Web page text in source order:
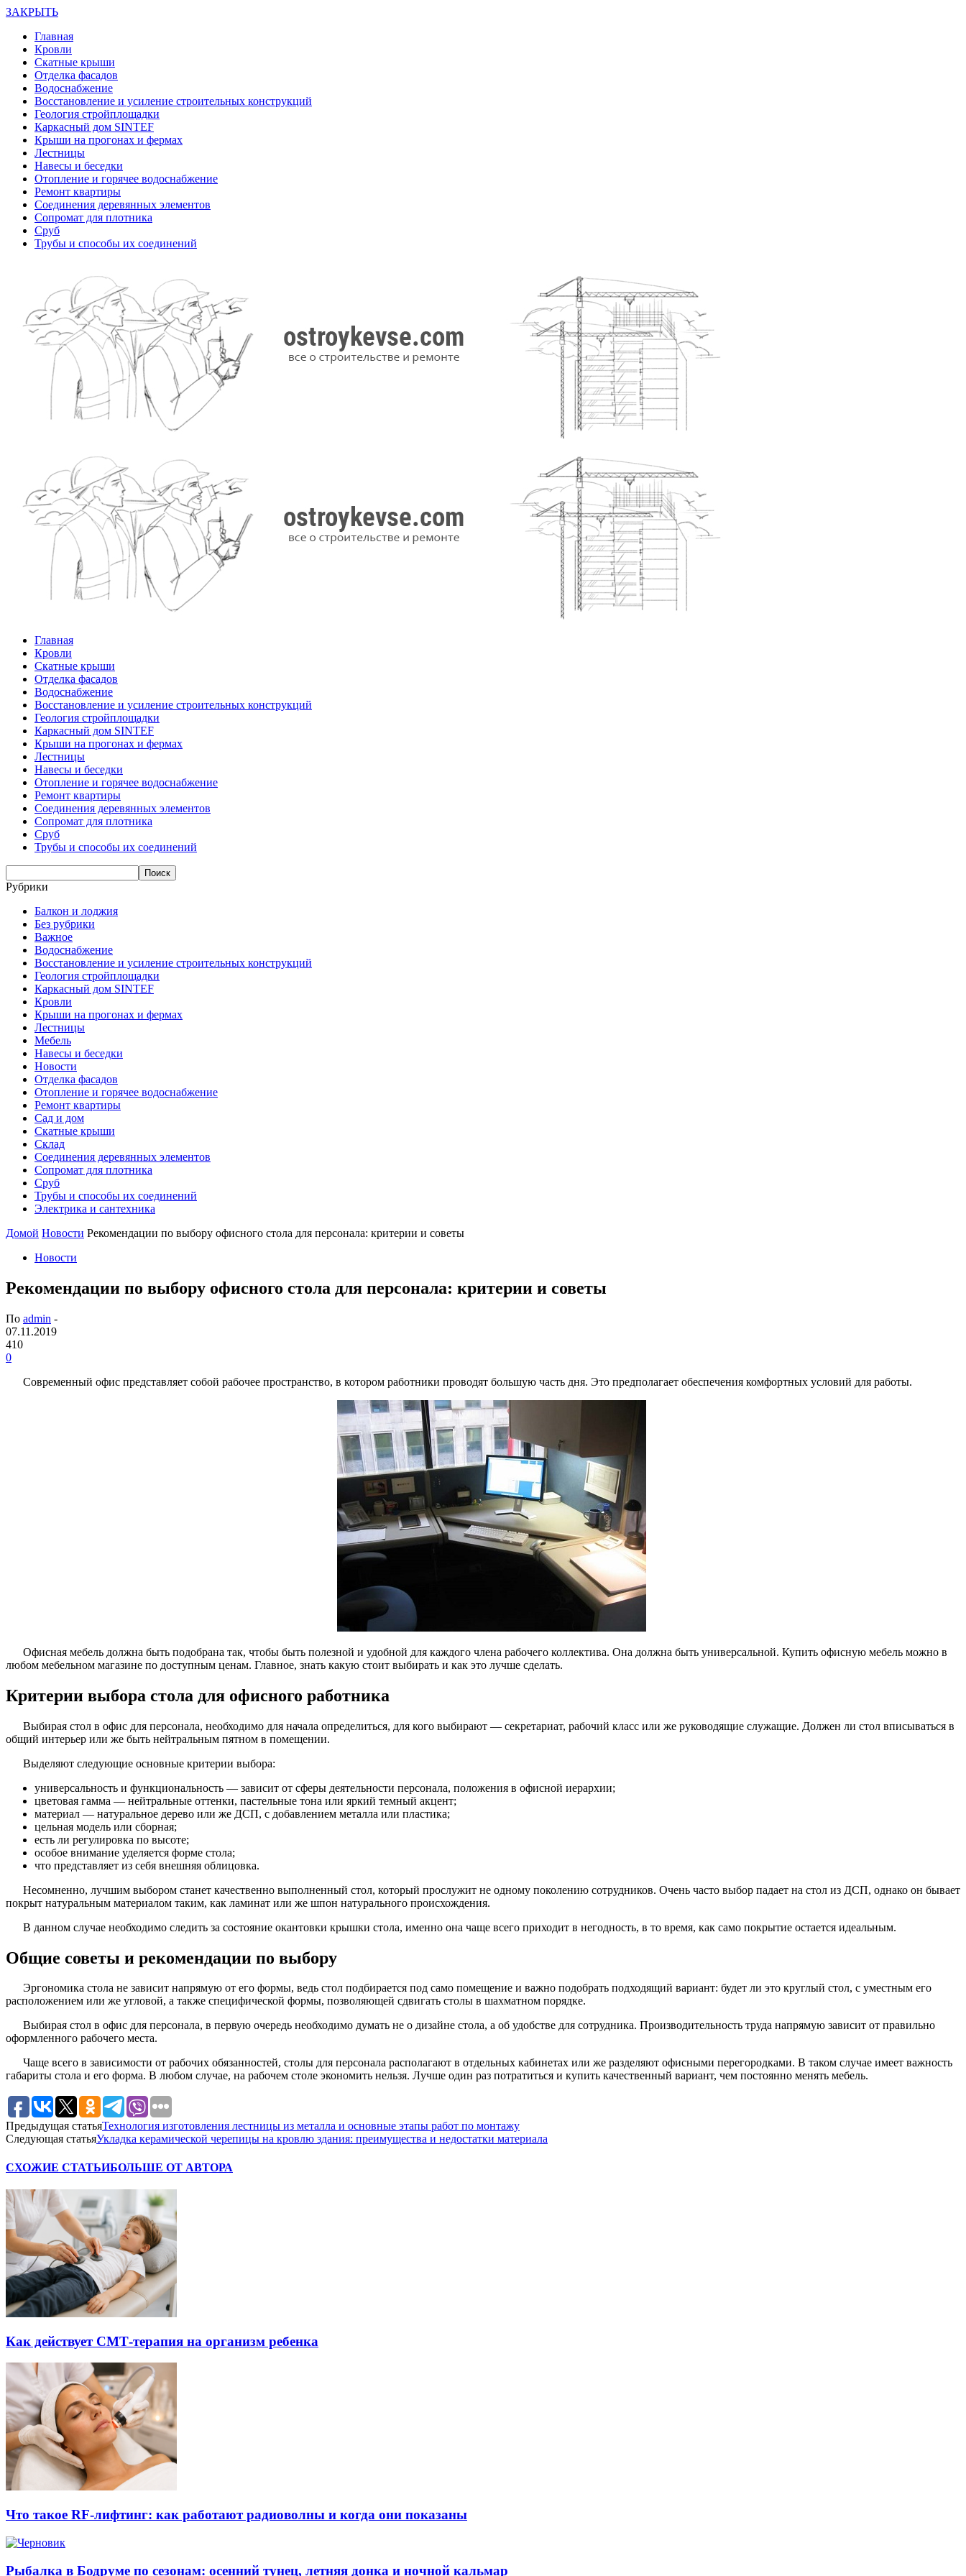
ЗАКРЫТЬ
Главная
Кровли
Скатные крыши
Отделка фасадов
Водоснабжение
Восстановление и усиление строительных конструкций
Геология стройплощадки
Каркасный дом SINTEF
Крыши на прогонах и фермах
Лестницы
Навесы и беседки
Отопление и горячее водоснабжение
Ремонт квартиры
Соединения деревянных элементов
Сопромат для плотника
Сруб
Трубы и способы их соединений
Главная
Кровли
Скатные крыши
Отделка фасадов
Водоснабжение
Восстановление и усиление строительных конструкций
Геология стройплощадки
Каркасный дом SINTEF
Крыши на прогонах и фермах
Лестницы
Навесы и беседки
Отопление и горячее водоснабжение
Ремонт квартиры
Соединения деревянных элементов
Сопромат для плотника
Сруб
Трубы и способы их соединений
Рубрики
Балкон и лоджия
Без рубрики
Важное
Водоснабжение
Восстановление и усиление строительных конструкций
Геология стройплощадки
Каркасный дом SINTEF
Кровли
Крыши на прогонах и фермах
Лестницы
Мебель
Навесы и беседки
Новости
Отделка фасадов
Отопление и горячее водоснабжение
Ремонт квартиры
Сад и дом
Скатные крыши
Склад
Соединения деревянных элементов
Сопромат для плотника
Сруб
Трубы и способы их соединений
Электрика и сантехника
Домой Новости Рекомендации по выбору офисного стола для персонала: критерии и советы
Новости
Рекомендации по выбору офисного стола для персонала: критерии и советы
По admin -
07.11.2019
410
0
Современный офис представляет собой рабочее пространство, в котором работники проводят большую часть дня. Это предполагает обеспечения комфортных условий для работы.
Офисная мебель должна быть подобрана так, чтобы быть полезной и удобной для каждого члена рабочего коллектива. Она должна быть универсальной. Купить офисную мебель можно в
любом мебельном магазине по доступным ценам. Главное, знать какую стоит выбирать и как это лучше сделать.
Критерии выбора стола для офисного работника
Выбирая стол в офис для персонала, необходимо для начала определиться, для кого выбирают — секретариат, рабочий класс или же руководящие служащие. Должен ли стол вписываться в
общий интерьер или же быть нейтральным пятном в помещении.
Выделяют следующие основные критерии выбора:
универсальность и функциональность — зависит от сферы деятельности персонала, положения в офисной иерархии;
цветовая гамма — нейтральные оттенки, пастельные тона или яркий темный акцент;
материал — натуральное дерево или же ДСП, с добавлением металла или пластика;
цельная модель или сборная;
есть ли регулировка по высоте;
особое внимание уделяется форме стола;
что представляет из себя внешняя облицовка.
Несомненно, лучшим выбором станет качественно выполненный стол, который прослужит не одному поколению сотрудников. Очень часто выбор падает на стол из ДСП, однако он бывает
покрыт натуральным материалом таким, как ламинат или же шпон натурального происхождения.
В данном случае необходимо следить за состояние окантовки крышки стола, именно она чаще всего приходит в негодность, в то время, как само покрытие остается идеальным.
Общие советы и рекомендации по выбору
Эргономика стола не зависит напрямую от его формы, ведь стол подбирается под само помещение и важно подобрать подходящий вариант: будет ли это круглый стол, с уместным его
расположением или же угловой, а также специфической формы, позволяющей сдвигать столы в шахматном порядке.
Выбирая стол в офис для персонала, в первую очередь необходимо думать не о дизайне стола, а об удобстве для сотрудника. Производительность труда напрямую зависит от правильно
оформленного рабочего места.
Чаще всего в зависимости от рабочих обязанностей, столы для персонала располагают в отдельных кабинетах или же разделяют офисными перегородками. В таком случае имеет важность
габариты стола и его форма. В любом случае, на рабочем столе экономить нельзя. Лучше один раз потратиться и купить качественный вариант, чем постоянно менять мебель.
Предыдущая статьяТехнология изготовления лестницы из металла и основные этапы работ по монтажу
Следующая статьяУкладка керамической черепицы на кровлю здания: преимущества и недостатки материала
СХОЖИЕ СТАТЬИБОЛЬШЕ ОТ АВТОРА
Как действует СМТ-терапия на организм ребенка
Что такое RF-лифтинг: как работают радиоволны и когда они показаны
Рыбалка в Бодруме по сезонам: осенний тунец, летняя донка и ночной кальмар